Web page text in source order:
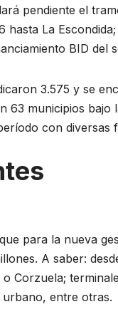
pendiente el
hasta La
BID del
3.575 y se
63 municipios bajo
con
para la nueva
A saber:
Corzuela;
entre otras.